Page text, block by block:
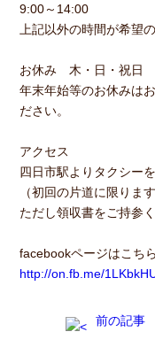
9:00～14:00
上記以外の時間が希望
お休み 木・日・祝日
年末年始等のお休みは
ださい。
アクセス
四日市駅よりタクシー
（初回の片道に限ります
ただし領収書をご持参く
facebookページはこちら
http://on.fb.me/
前の記事